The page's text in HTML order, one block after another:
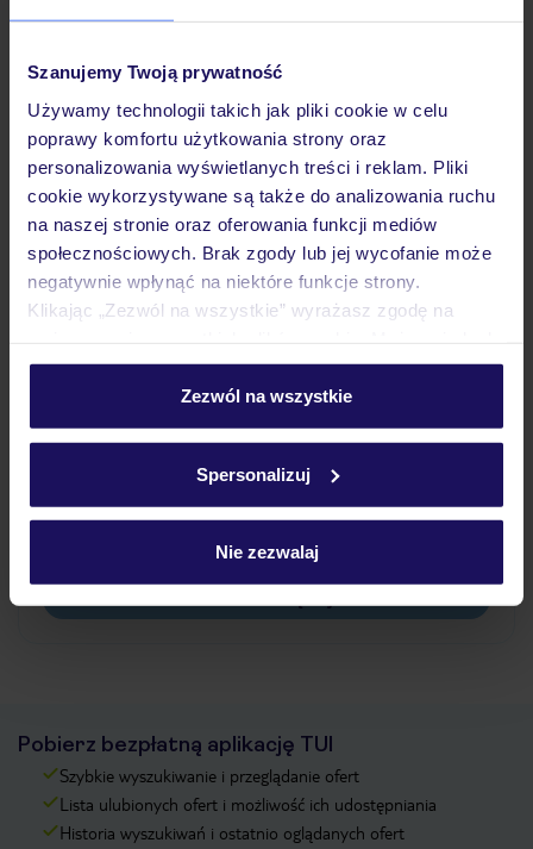
Szanujemy Twoją prywatność
Używamy technologii takich jak pliki cookie w celu
poprawy komfortu użytkowania strony oraz
personalizowania wyświetlanych treści i reklam. Pliki
cookie wykorzystywane są także do analizowania ruchu
na naszej stronie oraz oferowania funkcji mediów
społecznościowych. Brak zgody lub jej wycofanie może
negatywnie wpłynąć na niektóre funkcje strony.
Klikając „Zezwól na wszystkie” wyrażasz zgodę na
personalizować swój wybór wchodząc w zakładkę
Szczegółowe informacje o plikach cookie znajdziesz
Zezwól na wszystkie
Spersonalizuj
Nie zezwalaj
Pokoje
Wyżywienie
Atrakcje
Ważne informacje
Często zadawane pytania
Jak zmienić uczestników/osobę zgłaszającą?
Czy w Hotelu będzie przedstawiciel TUI?
pokładowe/bilety lotnicze?
Pobierz bezpłatną aplikację TUI
Szybkie wyszukiwanie i przeglądanie ofert
Lista ulubionych ofert i możliwość ich udostępniania
Historia wyszukiwań i ostatnio oglądanych ofert